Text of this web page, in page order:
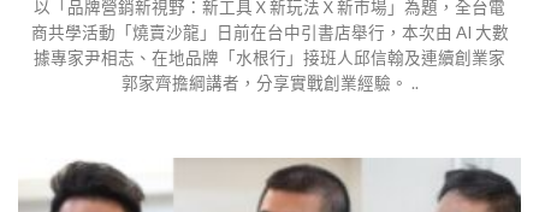
以「品牌營銷新視野：新工具Ｘ新玩法Ｘ新市場」為題，全台電
商共學活動「燒賣沙龍」日前在台中引書店舉行，本次由 AI 大數
據專家尹相志、在地品牌「水根行」接班人邱信翰及連續創業家
郭家齊擔綱講者，分享實戰創業經驗。 ..